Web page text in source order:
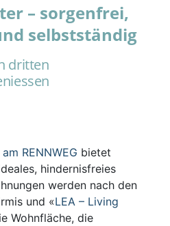
– sorgenfrei,
selbstständig
dritten
RENNWEG bietet
hindernisfreies
werden nach den
und «LEA – Living
Wohnfläche, die